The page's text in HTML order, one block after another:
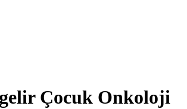
Çocuk Onkoloji